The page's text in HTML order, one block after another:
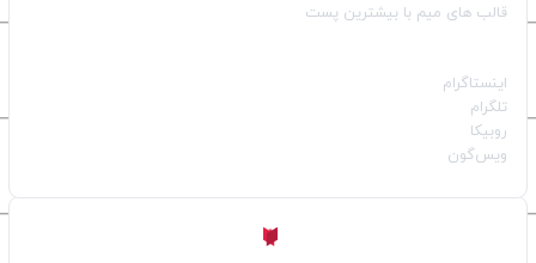
قالب‌ های میم با بیشترین پست
اینستاگرام
تلگرام
روبیکا
ویس‌گون